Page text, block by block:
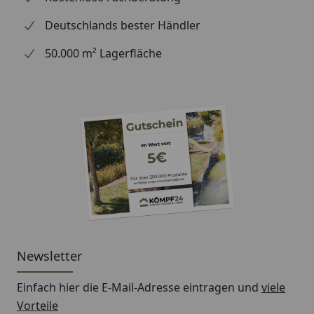
Deutschlands bester Händler
50.000 m² Lagerfläche
Newsletter
Einfach hier die E-Mail-Adresse eintragen und viele
Vorteile